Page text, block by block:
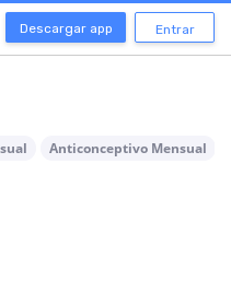
Descargar app Entrar
Anticonceptivo Mensual